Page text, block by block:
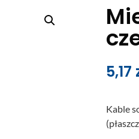
5,17
Kable